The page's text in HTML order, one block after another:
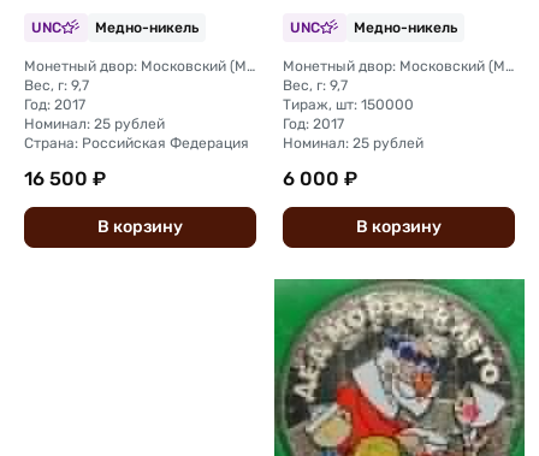
(цветная, в блистере)
UNC Медно-никель
Монетный двор: Московский (ММД)
Вес, г: 9,7
Год: 2017
Номинал: 25 рублей
Страна: Российская Федерация
16 500 ₽
В корзину
UNC Медно-никель
Монетный двор: Московский (ММД)
Вес, г: 9,7
Тираж, шт: 150000
Год: 2017
Номинал: 25 рублей
6 000 ₽
В корзину